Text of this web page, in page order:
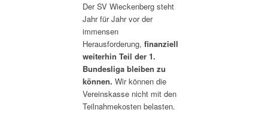
Der SV Wieckenberg steht
Jahr für Jahr vor der
immensen
Herausforderung, finanziell
weiterhin Teil der 1.
Bundesliga bleiben zu
können. Wir können die
Vereinskasse nicht mit den
Teilnahmekosten belasten.